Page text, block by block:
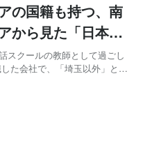
の国籍も持つ、南
から見た「日本の
スクールの教師として過ごし
た会社で、「埼玉以外」と書
の予想外でしたが、悪い意